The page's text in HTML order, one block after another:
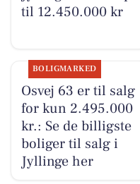
til 12.450.000 kr
BOLIGMARKED
Osvej 63 er til salg
for kun 2.495.000
kr.: Se de billigste
boliger til salg i
Jyllinge her